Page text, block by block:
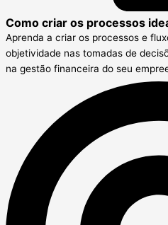
Como criar os processos
Aprenda a criar os processos e
objetividade nas tomadas de
na gestão financeira do seu